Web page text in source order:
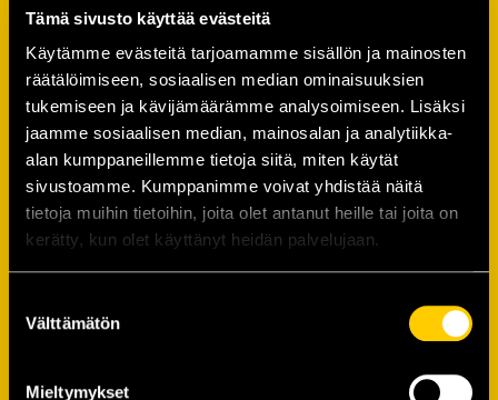
Tämä sivusto käyttää evästeitä
Käytämme evästeitä tarjoamamme sisällön ja mainosten
räätälöimiseen, sosiaalisen median ominaisuuksien
tukemiseen ja kävijämäärämme analysoimiseen. Lisäksi
jaamme sosiaalisen median, mainosalan ja analytiikka-
alan kumppaneillemme tietoja siitä, miten käytät
sivustoamme. Kumppanimme voivat yhdistää näitä
tietoja muihin tietoihin, joita olet antanut heille tai joita on
kerätty, kun olet käyttänyt heidän palvelujaan.
valinta
Välttämätön
Mieltymykset
Password (*):
Confirm password (*):
Contact information